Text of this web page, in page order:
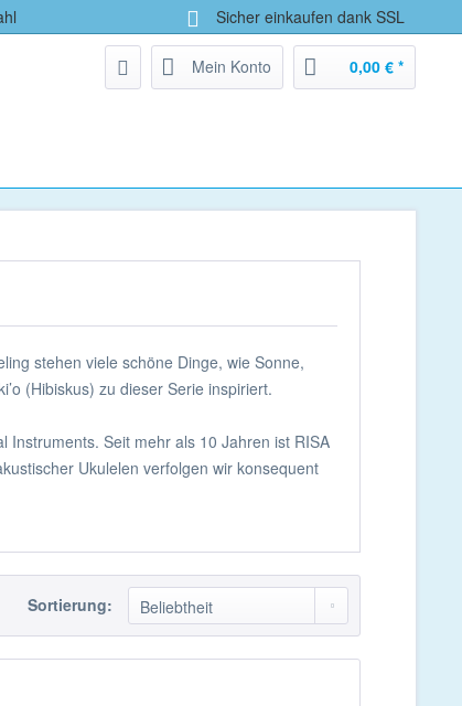
Sicher einkaufen dank SSL
Mein Konto 0,00 € *
stehen viele schöne Dinge, wie Sonne,
(Hibiskus) zu dieser Serie inspiriert.
Instruments. Seit mehr als 10 Jahren ist RISA
Ukulelen verfolgen wir konsequent
Sortierung: